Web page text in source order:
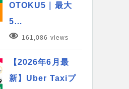
OTOKU5｜最大
5…
161,086 views
【2026年6月最
新】Uber Taxiプ